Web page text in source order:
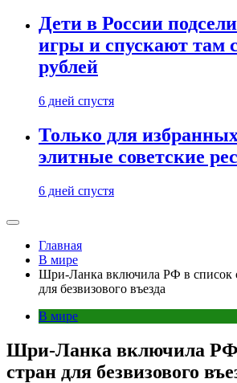
Дети в России
игры и спускают там
рублей
6 дней спустя
Только для
элитные советские
6 дней спустя
Главная
В мире
Шри-Ланка включила РФ в список
для безвизового въезда
В мире
Шри-Ланка включила РФ
стран для безвизового